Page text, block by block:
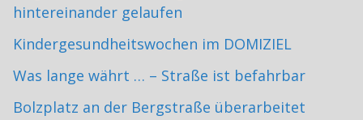
hintereinander gelaufen
Kindergesundheitswochen im DOMIZIEL
Was lange währt … – Straße ist befahrbar
Bolzplatz an der Bergstraße überarbeitet